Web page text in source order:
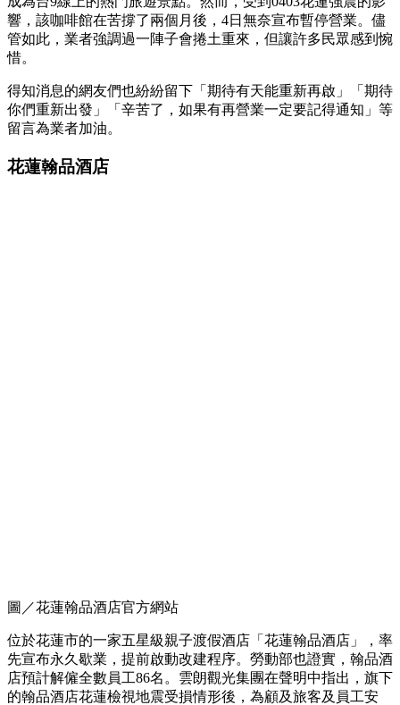
響，該咖啡館在苦撐了兩個月後，4日無奈宣布暫停營業。儘
管如此，業者強調過一陣子會捲土重來，但讓許多民眾感到惋
惜。
得知消息的網友們也紛紛留下「期待有天能重新再啟」「期待
你們重新出發」「辛苦了，如果有再營業一定要記得通知」等
留言為業者加油。
花蓮翰品酒店
圖／花蓮翰品酒店官方網站
位於花蓮市的一家五星級親子渡假酒店「花蓮翰品酒店」，率
先宣布永久歇業，提前啟動改建程序。勞動部也證實，翰品酒
店預計解僱全數員工86名。雲朗觀光集團在聲明中指出，旗下
的翰品酒店花蓮檢視地震受損情形後，為顧及旅客及員工安